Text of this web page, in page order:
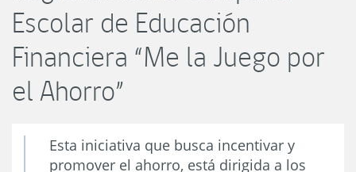
Escolar de Educación
Financiera “Me la Juego por
el Ahorro”
Esta iniciativa que busca incentivar y
promover el ahorro, está dirigida a los